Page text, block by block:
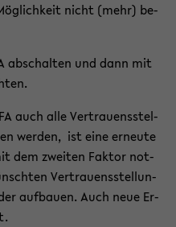
nicht (mehr) be­
ab­schal­ten und dann mit
auch alle Ver­trau­ens­stel­
wer­den, ist eine er­neu­te
dem zwei­ten Fak­tor not­
Ver­trau­ens­stel­lun­
auf­bau­en. Auch neue Er­